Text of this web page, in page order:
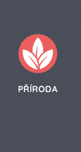
PŘÍRODA